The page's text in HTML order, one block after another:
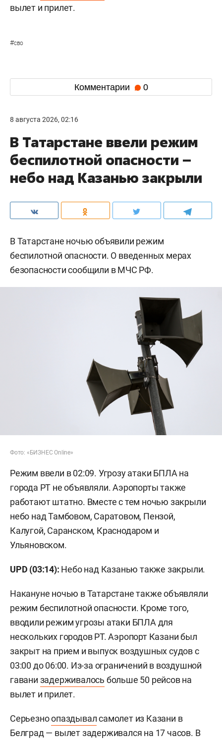
вылет и прилет.
#сво
Комментарии 0
8 августа 2026, 02:16
В Татарстане ввели режим
беспилотной опасности –
небо над Казанью закрыли
В Татарстане ночью объявили режим
беспилотной опасности. О введенных мерах
безопасности сообщили в МЧС РФ.
Фото: «БИЗНЕС Online»
Режим ввели в 02:09. Угрозу атаки БПЛА на
города РТ не объявляли. Аэропорты также
работают штатно. Вместе с тем ночью закрыли
небо над Тамбовом, Саратовом, Пензой,
Калугой, Саранском, Краснодаром и
Ульяновском.
UPD (03:14): Небо над Казанью также закрыли.
Накануне ночью в Татарстане также объявляли
режим беспилотной опасности. Кроме того,
вводили режим угрозы атаки БПЛА для
нескольких городов РТ. Аэропорт Казани был
закрыт на прием и выпуск воздушных судов с
03:00 до 06:00. Из-за ограничений в воздушной
гавани задерживалось больше 50 рейсов на
вылет и прилет.
Серьезноопаздывалсамолет из Казани в
Белград — вылет задерживался на 17 часов. В